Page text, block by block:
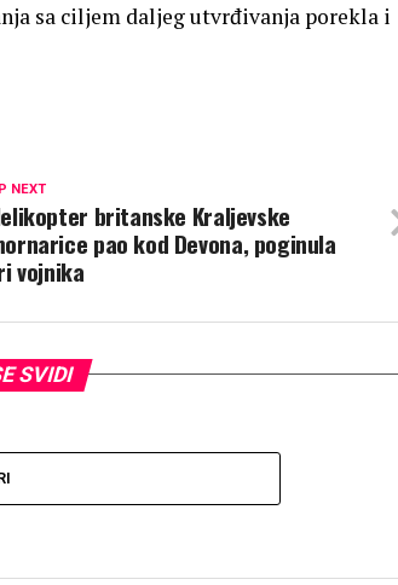
sa ciljem daljeg utvrđivanja porekla i
NEXT
britanske Kraljevske
pao kod Devona, poginula
vojnika
SVIDI